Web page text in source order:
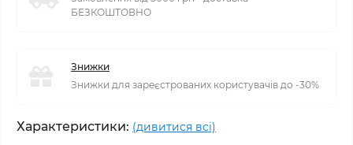
БЕЗКОШТОВНО
Знижки
Знижки для зареєстрованих користувачів до -30%
Характеристики: (дивитися всі)